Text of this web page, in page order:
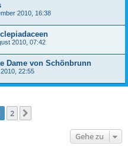
2010, 16:38
2010, 07:42
Dame von Schönbrunn
22:55
2
Gehe zu